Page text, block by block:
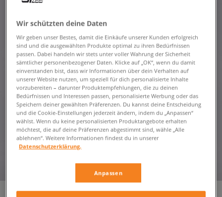
Wir schützten deine Daten
Wir geben unser Bestes, damit die Einkäufe unserer Kunden erfolgreich
sind und die ausgewählten Produkte optimal zu ihren Bedürfnissen
passen. Dabei handeln wir stets unter voller Wahrung der Sicherheit
sämtlicher personenbezogener Daten. Klicke auf „OK“, wenn du damit
einverstanden bist, dass wir Informationen über dein Verhalten auf
unserer Website nutzen, um speziell für dich personalisierte Inhalte
vorzubereiten – darunter Produktempfehlungen, die zu deinen
Bedürfnissen und Interessen passen, personalisierte Werbung oder das
Speichern deiner gewählten Präferenzen. Du kannst deine Entscheidung
und die Cookie-Einstellungen jederzeit ändern, indem du „Anpassen“
wählst. Wenn du keine personalisierten Produktangebote erhalten
möchtest, die auf deine Präferenzen abgestimmt sind, wähle „Alle
ablehnen“. Weitere Informationen findest du in unserer
Datenschutzerklärung.
Anpassen